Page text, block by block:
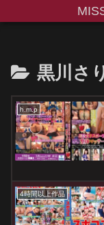
黒川さ
h.m.p
4時間以上作品